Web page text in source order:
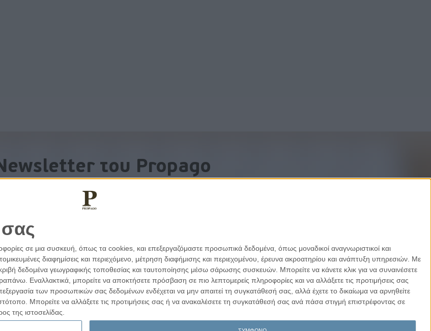
σας
σε μια συσκευή, όπως τα cookies, και επεξεργαζόμαστε προσωπικά δεδομένα, όπως μοναδικοί αναγνωριστικοί και
διαφημίσεις και περιεχόμενο, μέτρηση διαφήμισης και περιεχομένου, έρευνα ακροατηρίου και ανάπτυξη υπηρεσιών. Με
δεδομένα γεωγραφικής τοποθεσίας και ταυτοποίησης μέσω σάρωσης συσκευών. Μπορείτε να κάνετε κλικ για να συναινέσετε
Εναλλακτικά, μπορείτε να αποκτήσετε πρόσβαση σε πιο λεπτομερείς πληροφορίες και να αλλάξετε τις προτιμήσεις σας
των προσωπικών σας δεδομένων ενδέχεται να μην απαιτεί τη συγκατάθεσή σας, αλλά έχετε το δικαίωμα να αρνηθείτε
Μπορείτε να αλλάξετε τις προτιμήσεις σας ή να ανακαλέσετε τη συγκατάθεσή σας ανά πάσα στιγμή επιστρέφοντας σε
της ιστοσελίδας.
του Propago
την ανάλυση της ημέρας στο email σας
Ιδιωτικότητα
Designed by Porcupine Colors-Developed by Joinweb